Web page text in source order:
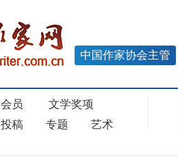
中国作家协会主管
会员
文学奖项
投稿 专题 艺术